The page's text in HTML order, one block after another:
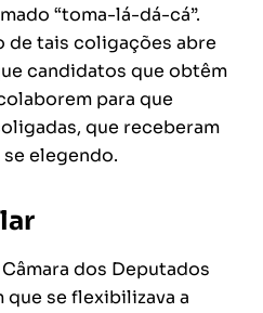
“toma-lá-dá-cá”.
de tais coligações abre
candidatos que obtêm
para que
que receberam
elegendo.
dos Deputados
se flexibilizava a